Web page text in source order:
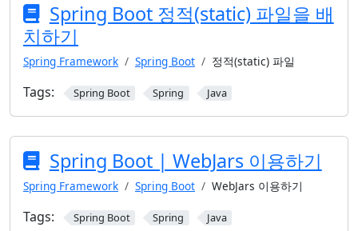
Spring Boot 정적(static) 파일을 배
치하기
Spring Framework Spring Boot 정적(static) 파일
Tags: Spring Boot Spring Java
Spring Boot | WebJars 이용하기
Spring Framework Spring Boot WebJars 이용하기
Tags: Spring Boot Spring Java